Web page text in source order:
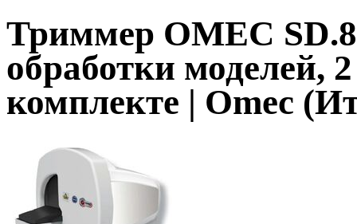
Триммер OMEC
обработки моделей,
комплекте | Omec